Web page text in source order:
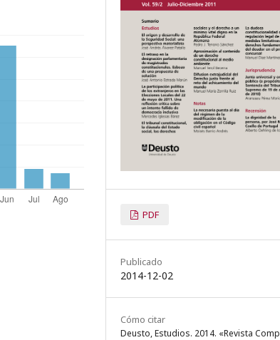
PDF
Publicado
2014-12-02
Cómo citar
Deusto, Estudios. 2014. «Revista